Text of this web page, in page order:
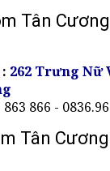
Tân
: 262 Trưng Nữ
866 -
Tân